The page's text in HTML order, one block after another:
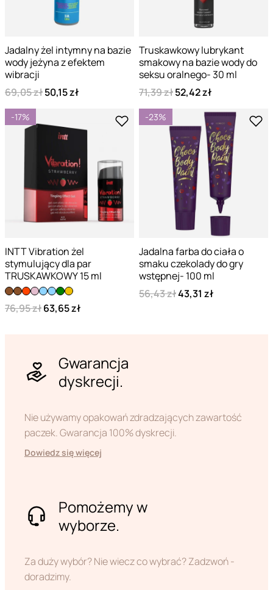
Jadalny żel intymny na bazie
wody jeżyna z efektem
wibracji
69,05 zł50,15 zł
Truskawkowy lubrykant
smakowy na bazie wody do
seksu oralnego- 30 ml
71,39 zł52,42 zł
-17%
INTT Vibration żel
stymulujący dla par
TRUSKAWKOWY 15 ml
76,95 zł63,65 zł
-23%
Jadalna farba do ciała o
smaku czekolady do gry
wstępnej- 100 ml
56,43 zł43,31 zł
Gwarancja
dyskrecji.
Nie używamy opakowań zdradzających zawartość
paczek. Gwarancja 100% dyskrecji.
Dowiedz się więcej
Pomożemy w
wyborze.
Za duży wybór? Nie wiecz co wybrać? Zadzwoń -
doradzimy.